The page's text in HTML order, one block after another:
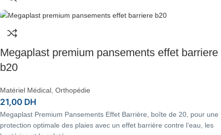
Megaplast premium pansements effet barriere
b20
Matériel Médical, Orthopédie
21,00 DH
Megaplast Premium Pansements Effet Barrière, boîte de 20, pour une
protection optimale des plaies avec un effet barrière contre l’eau, les